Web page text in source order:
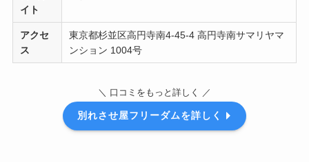
イト
アクセ
ス
東京都杉並区高円寺南4-​45​-​4 高円寺南サマリヤマ
ンション 1004号
＼ 口コミをもっと詳しく ／
別れさせ屋フリーダムを詳しく